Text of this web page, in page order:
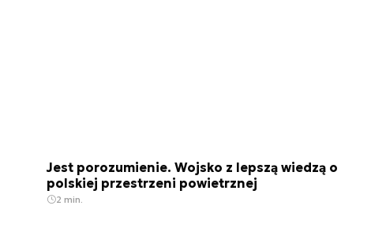
Jest porozumienie. Wojsko z lepszą wiedzą o
polskiej przestrzeni powietrznej
2 min.